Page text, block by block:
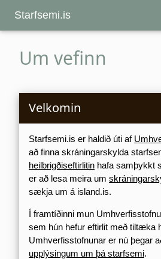
Starfsemi.is
Um vefinn
Velkomin
Starfsemi.is er haldið úti af
að finna skráningarskylda
heilbrigðiseftirlitin hafa samþykkt
er að lesa meira um
sækja um á island.is.
Í framtíðinni mun
sem hún hefur eftirlit með tiltæka
Umhverfisstofnunar er nú þegar
upplýsingum um þá starfsemi.